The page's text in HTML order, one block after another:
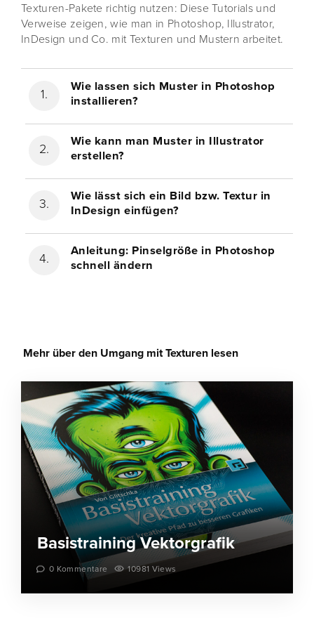
Texturen-Pakete richtig nutzen: Diese Tutorials und
Verweise zeigen, wie man in Photoshop, Illustrator,
InDesign und Co. mit Texturen und Mustern arbeitet.
Wie lassen sich Muster in Photoshop
installieren?
Wie kann man Muster in Illustrator
erstellen?
Wie lässt sich ein Bild bzw. Textur in
InDesign einfügen?
Anleitung: Pinselgröße in Photoshop
schnell ändern
Mehr über den Umgang mit Texturen lesen
Basistraining Vektorgrafik
0 Kommentare 10981 Views